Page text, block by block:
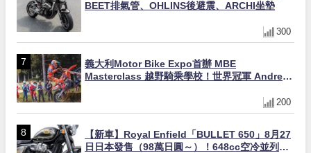
BEET排氣管、OHLINS後避震、ARCHI坐墊
300
義大利Motor Bike Expo首辦 MBE
Masterclass 越野騎乘學校！世界冠軍 Andrea
200
【新車】Royal Enfield「BULLET 650」8月27
日日本發售（98萬日圓～）！648cc空冷並列雙